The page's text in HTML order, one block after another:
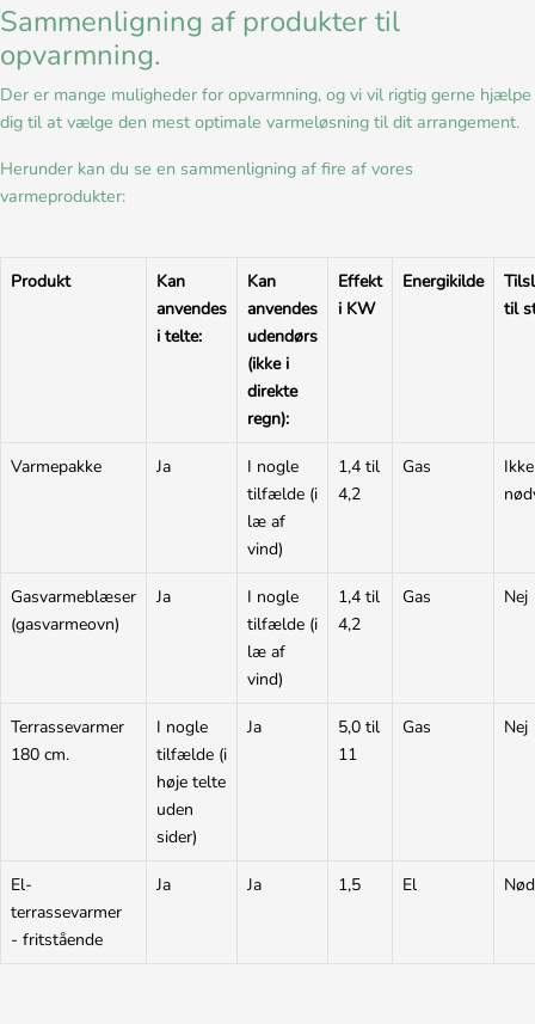
Sammenligning af produkter til
opvarmning.
Der er mange muligheder for opvarmning, og vi vil rigtig gerne hjælpe
dig til at vælge den mest optimale varmeløsning til dit arrangement.
Herunder kan du se en sammenligning af fire af vores
varmeprodukter:
Produkt
Kan
anvendes
i telte:
Kan
anvendes
udendørs
(ikke i
direkte
regn):
Effekt
i KW
Energikilde
til
Varmepakke Ja
I nogle
tilfælde (i
læ af
vind)
1,4 til
4,2
Gas
Ikke
Gasvarmeblæser
(gasvarmeovn)
Ja
I nogle
tilfælde (i
læ af
vind)
1,4 til
4,2
Gas Nej
Terrassevarmer
180 cm.
I nogle
tilfælde (i
høje telte
uden
sider)
Ja
5,0 til
11
Gas Nej
El-
terrassevarmer
- fritstående
Ja Ja 1,5 El